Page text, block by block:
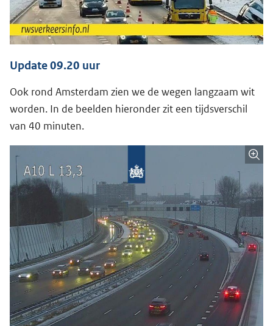
Update 09.20 uur
Ook rond Amsterdam zien we de wegen langzaam wit
worden. In de beelden hieronder zit een tijdsverschil
van 40 minuten.